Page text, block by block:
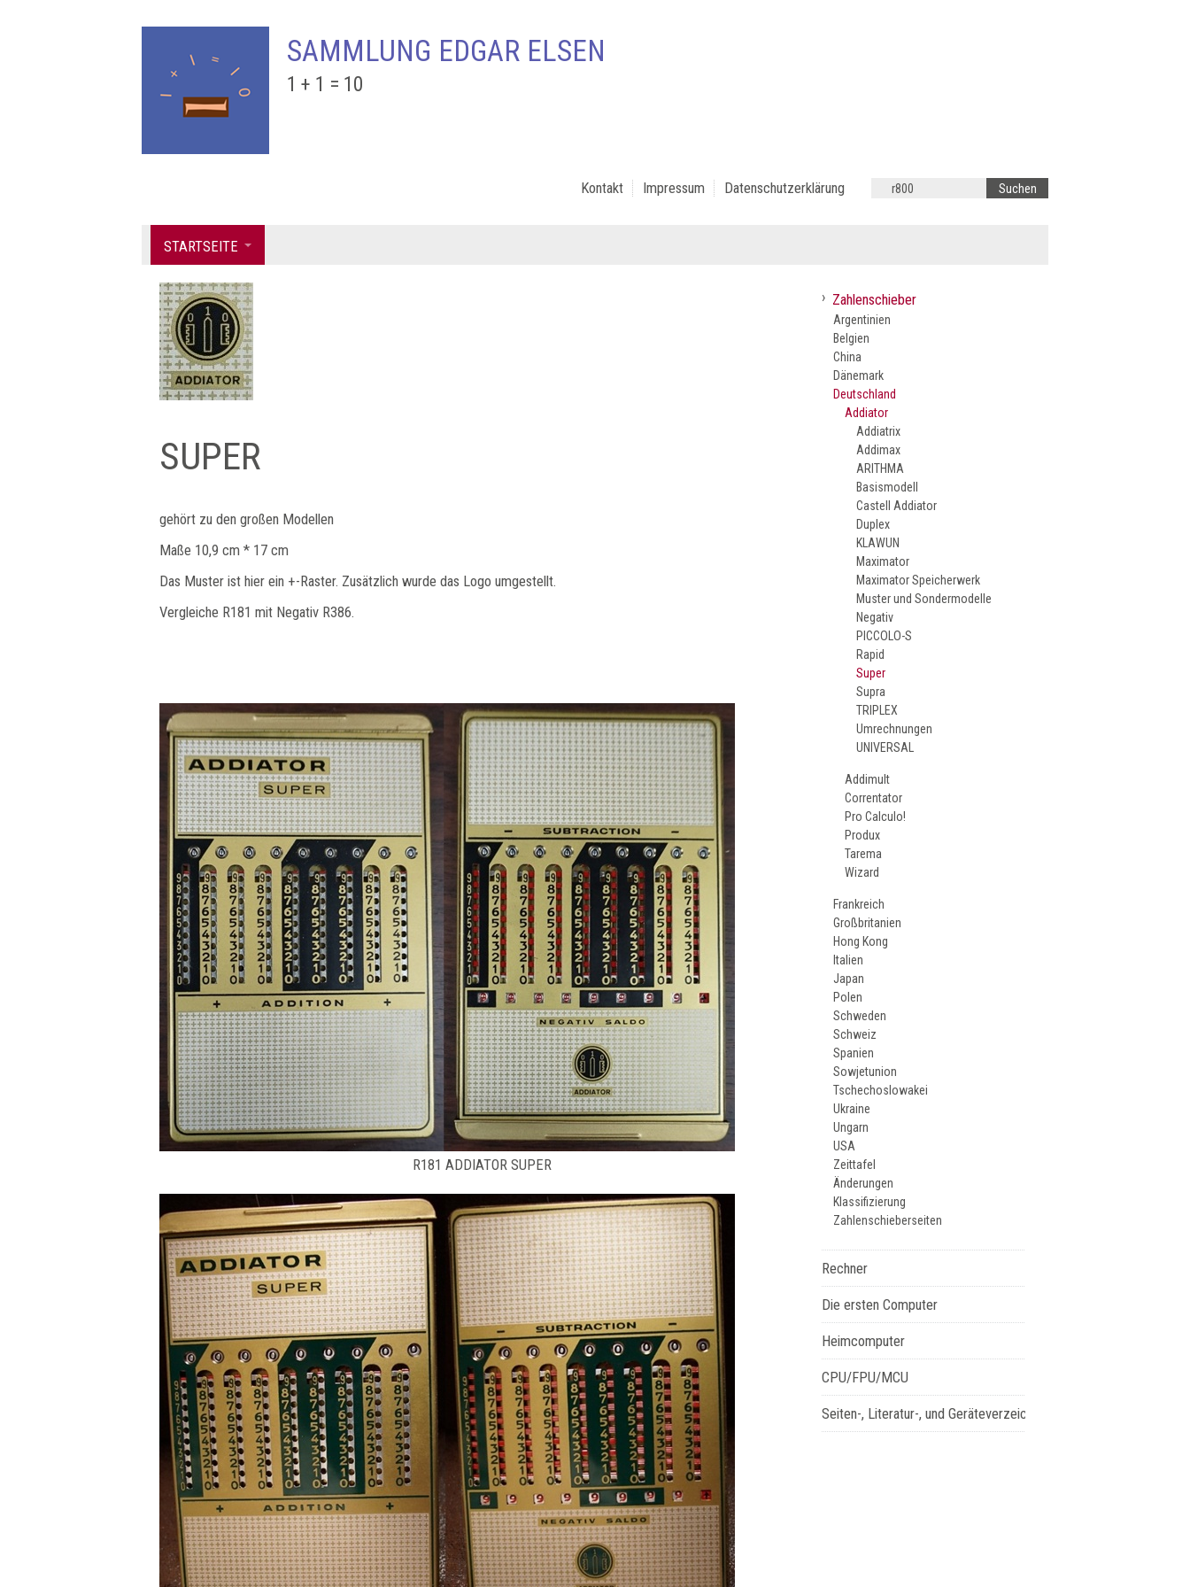
SAMMLUNG EDGAR ELSEN
1 + 1 = 10
Kontakt Impressum Datenschutzerklärung
STARTSEITE
SUPER
gehört zu den großen Modellen
Maße 10,9 cm * 17 cm
Das Muster ist hier ein +-Raster. Zusätzlich wurde das Logo umgestellt.
Vergleiche R181 mit Negativ R386.
R181 ADDIATOR SUPER
› Zahlenschieber
Argentinien
Belgien
China
Dänemark
Deutschland
Addiator
Addiatrix
Addimax
ARITHMA
Basismodell
Castell Addiator
Duplex
KLAWUN
Maximator
Maximator Speicherwerk
Muster und Sondermodelle
Negativ
PICCOLO-S
Rapid
Super
Supra
TRIPLEX
Umrechnungen
UNIVERSAL
Addimult
Correntator
Pro Calculo!
Produx
Tarema
Wizard
Frankreich
Großbritanien
Hong Kong
Italien
Japan
Polen
Schweden
Schweiz
Spanien
Sowjetunion
Tschechoslowakei
Ukraine
Ungarn
USA
Zeittafel
Änderungen
Klassifizierung
Zahlenschieberseiten
Rechner
Die ersten Computer
Heimcomputer
CPU/FPU/MCU
Seiten-, Literatur-, und Geräteverzeichnis